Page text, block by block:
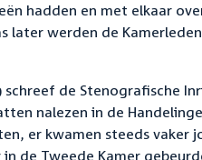
hadden en met elkaar
werden de
de Stenografische
nalezen in de
er kwamen steeds vaker
de Tweede Kamer